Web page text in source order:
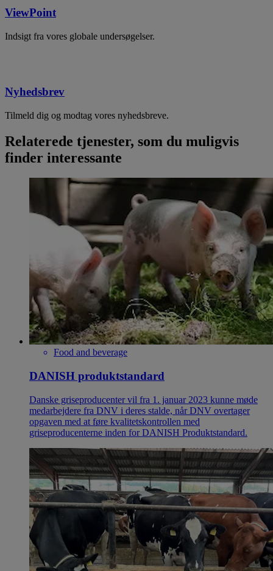
ViewPoint
Indsigt fra vores globale undersøgelser.
Nyhedsbrev
Tilmeld dig og modtag vores nyhedsbreve.
Relaterede tjenester, som du muligvis
finder interessante
Food and beverage
DANISH produktstandard
Danske griseproducenter vil fra 1. januar 2023 kunne møde
medarbejdere fra DNV i deres stalde, når DNV overtager
opgaven med at føre kvalitetskontrollen med
griseproducenterne inden for DANISH Produktstandard.